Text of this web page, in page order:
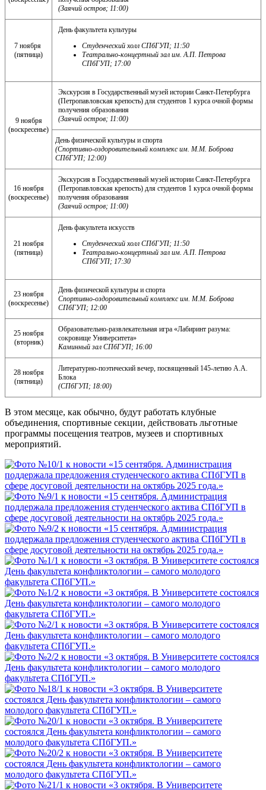
(Заячий остров; 11:00)
7 ноября
(пятница)
День факультета культуры
Студенческий холл СПбГУП; 11:50
Театрально-концертный зал им. А.П. Петрова
СПбГУП; 17:00
9 ноября
(воскресенье)
Экскурсия в Государственный музей истории Санкт-Петербурга
(Петропавловская крепость) для студентов 1 курса очной формы
получения образования
(Заячий остров; 11:00)
День физической культуры и спорта
(Спортивно-оздоровительный комплекс им. М.М. Боброва
СПбГУП; 12:00)
16 ноября
(воскресенье)
Экскурсия в Государственный музей истории Санкт-Петербурга
(Петропавловская крепость) для студентов 1 курса очной формы
получения образования
(Заячий остров; 11:00)
21 ноября
(пятница)
День факультета искусств
Студенческий холл СПбГУП; 11:50
Театрально-концертный зал им. А.П. Петрова
СПбГУП; 17:30
23 ноября
(воскресенье)
День физической культуры и спорта
Спортивно-оздоровительный комплекс им. М.М. Боброва
СПбГУП; 12:00
25 ноября
(вторник)
Образовательно-развлекательная игра «Лабиринт разума:
сокровище Университета»
Каминный зал СПбГУП; 16:00
28 ноября
(пятница)
Литературно-поэтический вечер, посвященный 145-летию А.А.
Блока
(СПбГУП; 18:00)
В этом месяце, как обычно, будут работать клубные
объединения, спортивные секции, действовать льготные
программы посещения театров, музеев и спортивных
мероприятий.